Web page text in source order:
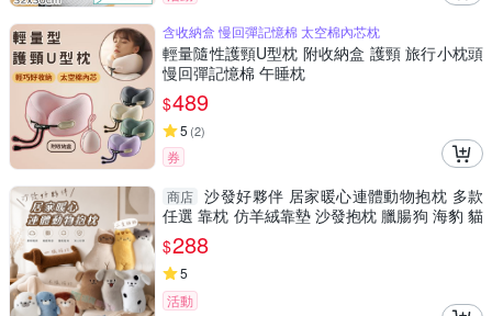
含收納盒 慢回彈記憶棉 太空棉內芯枕
輕量隨性護頸U型枕 附收納盒 護頸 旅行小枕頭
慢回彈記憶棉 午睡枕
$489
5 (2)
券
商店 沙發好夥伴 居家暖心連體動物抱枕 多款
任選 靠枕 仿羊絨靠墊 沙發抱枕 臘腸狗 海豹 貓
狗玩偶
$288
5
活動